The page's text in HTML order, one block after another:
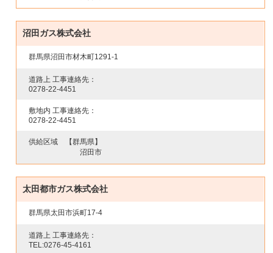
沼田ガス株式会社
群馬県沼田市材木町1291-1
道路上 工事連絡先：
0278-22-4451
敷地内 工事連絡先：
0278-22-4451
供給区域
【群馬県】
沼田市
太田都市ガス株式会社
群馬県太田市浜町17-4
道路上 工事連絡先：
TEL:0276-45-4161